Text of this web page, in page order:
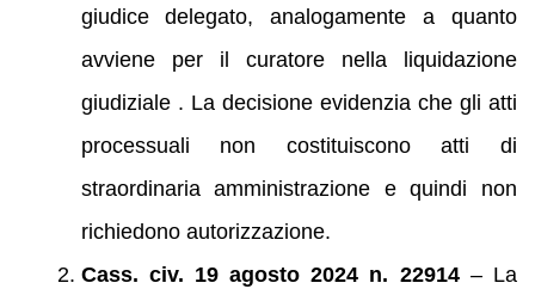
giudice delegato, analogamente a quanto
avviene per il curatore nella liquidazione
giudiziale . La decisione evidenzia che gli atti
processuali non costituiscono atti di
straordinaria amministrazione e quindi non
richiedono autorizzazione.
Cass. civ. 19 agosto 2024 n. 22914– La